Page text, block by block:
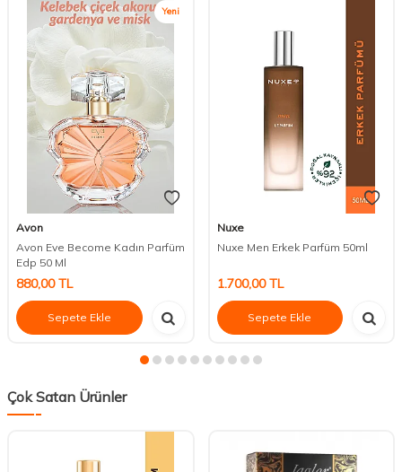
Yeni
Avon
Avon Eve Become Kadın Parfüm
Edp 50 Ml
880,00TL
Sepete Ekle
Nuxe
Nuxe Men Erkek Parfüm 50ml
1.700,00TL
Sepete Ekle
Çok Satan Ürünler